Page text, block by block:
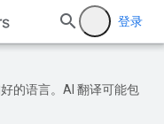
登录
的语言。AI 翻译可能包